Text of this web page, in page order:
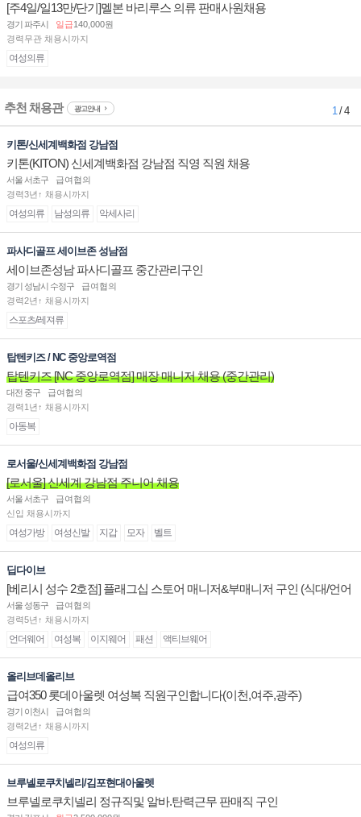
[주4일/일13만/단기]멜본 바리루스 의류 판매사원채용
경기 파주시 일급140,000원
경력무관 채용시까지
여성의류
추천 채용관 광고안내 1/ 4
키톤/신세계백화점 강남점
키톤(KITON) 신세계백화점 강남점 직영 직원 채용
서울 서초구
급여협의
경력3년↑ 채용시까지
여성의류 남성의류 악세사리
파사디골프 세이브존 성남점
세이브존성남 파사디골프 중간관리구인
경기 성남시 수정구
급여협의
경력2년↑ 채용시까지
스포츠/레져류
탑텐키즈 / NC 중앙로역점
탑텐키즈 [NC 중앙로역점] 매장 매니저 채용 (중간관리)
대전 중구
급여협의
경력1년↑ 채용시까지
아동복
로서울/신세계백화점 강남점
[로서울] 신세계 강남점 주니어 채용
서울 서초구
급여협의
신입 채용시까지
여성가방 여성신발 지갑 모자 벨트
딥다이브
[베리시 성수 2호점] 플래그십 스토어 매니저&부매니저 구인 (식대/언어
수당 지급)
서울 성동구
급여협의
경력5년↑ 채용시까지
언더웨어 여성복 이지웨어 패션 액티브웨어
올리브데올리브
급여350 롯데아울렛 여성복 직원구인합니다(이천,여주,광주)
경기 이천시
급여협의
경력2년↑ 채용시까지
여성의류
브루넬로쿠치넬리/김포현대아울렛
브루넬로쿠치넬리 정규직및 알바.탄력근무 판매직 구인